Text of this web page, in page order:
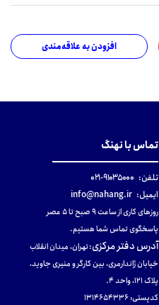
افزودن به علاقه‌مندی
تماس با نهنگ
تلفن: ۹۱۰۳۵۰۰۰-۰۲۱
ایمیل: info@nahang.ir
روزهای کاری از ساعت ۹ صبح تا ۵ عصر
پاسخگوی تماس شما هستیم.
آدرس دفتر مرکزی:تهران، میدان انقلاب
خیابان ژاندارمری، بین کارگر و منیری جاوید،
پلاک 121، واحد ۴.
کدپستی: 131465433۶